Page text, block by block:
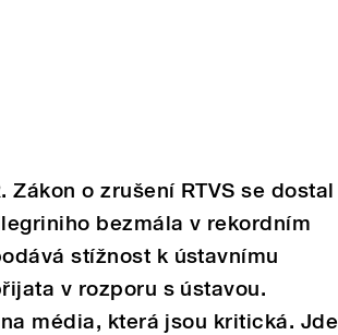
Zákon o zrušení RTVS se dostal
bezmála v rekordním
stížnost k ústavnímu
v rozporu s ústavou.
média, která jsou kritická. Jde